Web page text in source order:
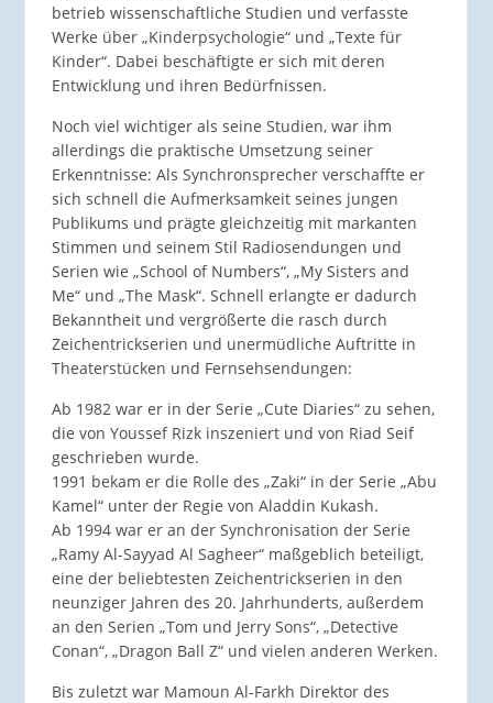
betrieb wissenschaftliche Studien und verfasste
Werke über „Kinderpsychologie“ und „Texte für
Kinder“. Dabei beschäftigte er sich mit deren
Entwicklung und ihren Bedürfnissen.
Noch viel wichtiger als seine Studien, war ihm
allerdings die praktische Umsetzung seiner
Erkenntnisse: Als Synchronsprecher verschaffte er
sich schnell die Aufmerksamkeit seines jungen
Publikums und prägte gleichzeitig mit markanten
Stimmen und seinem Stil Radiosendungen und
Serien wie „School of Numbers“, „My Sisters and
Me“ und „The Mask“. Schnell erlangte er dadurch
Bekanntheit und vergrößerte die rasch durch
Zeichentrickserien und unermüdliche Auftritte in
Theaterstücken und Fernsehsendungen:
Ab 1982 war er in der Serie „Cute Diaries“ zu sehen,
die von Youssef Rizk inszeniert und von Riad Seif
geschrieben wurde.
1991 bekam er die Rolle des „Zaki“ in der Serie „Abu
Kamel“ unter der Regie von Aladdin Kukash.
Ab 1994 war er an der Synchronisation der Serie
„Ramy Al-Sayyad Al Sagheer“ maßgeblich beteiligt,
eine der beliebtesten Zeichentrickserien in den
neunziger Jahren des 20. Jahrhunderts, außerdem
an den Serien „Tom und Jerry Sons“, „Detective
Conan“, „Dragon Ball Z“ und vielen anderen Werken.
Bis zuletzt war Mamoun Al-Farkh Direktor des